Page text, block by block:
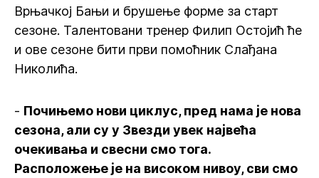
Врњачкој Бањи и брушење форме за старт
сезоне. Талентовани тренер Филип Остојић ће
и ове сезоне бити први помоћник Слађана
Николића.
- Почињемо нови циклус, пред нама је нова
сезона, али су у Звезди увек највећа
очекивања и свесни смо тога.
Расположење је на високом нивоу, сви смо